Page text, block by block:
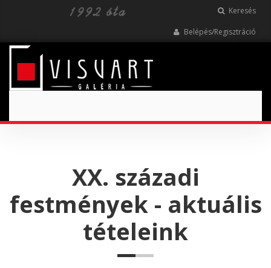
Keresés
Belépés/Regisztráció
XX. századi
festmények - aktuális
tételeink